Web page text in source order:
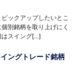
ックアップしたいとこ
別銘柄を取り上げにく
はスイング[…]
ングトレード銘柄